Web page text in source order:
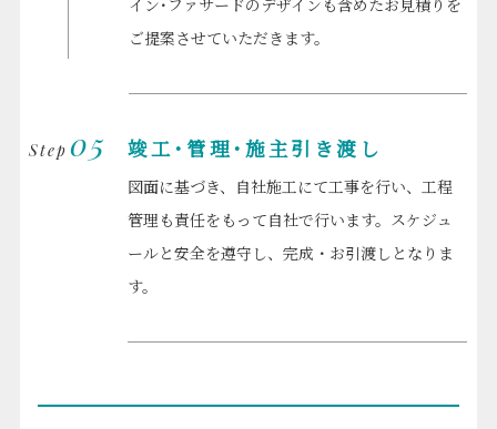
ご提案させていただきます。
Step 05 竣工･管理･施主引き渡し
図面に基づき、自社施工にて工事を行い、工程
管理も責任をもって自社で行います。スケジュ
ールと安全を遵守し、完成・お引渡しとなりま
す。